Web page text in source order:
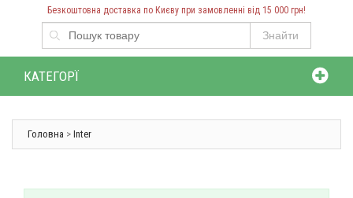
Безкоштовна доставка по Києву при замовленні від 15 000 грн!
Знайти
КАТЕГОРЇ
Головна > Inter